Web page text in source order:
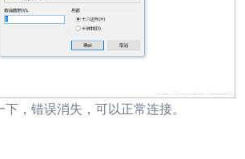
，错误消失，可以正常连接。